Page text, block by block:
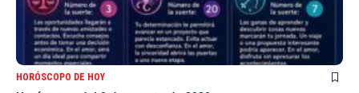
HORÓSCOPO DE HOY